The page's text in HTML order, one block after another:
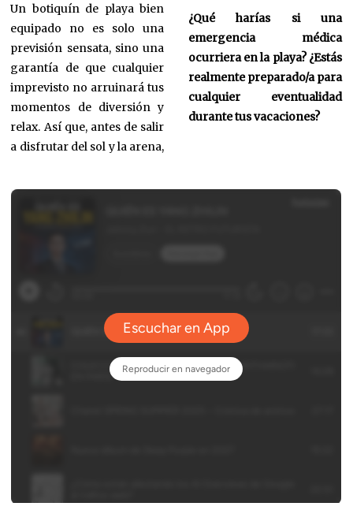
Un botiquín de playa bien
equipado no es solo una
previsión sensata, sino una
garantía de que cualquier
imprevisto no arruinará tus
momentos de diversión y
relax. Así que, antes de salir
a disfrutar del sol y la arena,
¿Qué harías si una
emergencia médica
ocurriera en la playa? ¿Estás
realmente preparado/a para
cualquier eventualidad
durante tus vacaciones?